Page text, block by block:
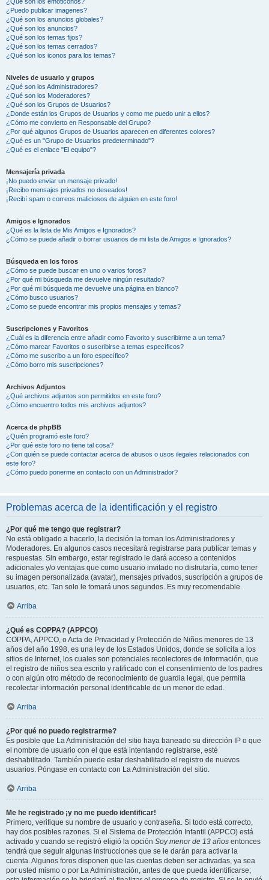
¿Puedo publicar imagenes?
¿Qué son los anuncios globales?
¿Qué son los anuncios?
¿Qué son los temas fijos?
¿Qué son los temas cerrados?
¿Qué son los iconos para los temas?
Niveles de usuario y grupos
¿Qué son los Administradores?
¿Qué son los Moderadores?
¿Qué son los Grupos de Usuarios?
¿Donde están los Grupos de Usuarios y como me puedo unir a ellos?
¿Cómo me convierto en Responsable del Grupo?
¿Por qué algunos Grupos de Usuarios aparecen en diferentes colores?
¿Qué es un "Grupo de Usuarios predeterminado"?
¿Qué es el enlace "El equipo"?
Mensajería privada
¡No puedo enviar un mensaje privado!
¡Recibo mensajes privados no deseados!
¡Recibí spam o correos maliciosos de alguien en este foro!
Amigos e Ignorados
¿Qué es la lista de Mis Amigos e Ignorados?
¿Cómo se puede añadir o borrar usuarios de mi lista de Amigos e Ignorados?
Búsqueda en los foros
¿Cómo se puede buscar en uno o varios foros?
¿Por qué mi búsqueda me devuelve ningún resultado?
¿Por qué mi búsqueda me devuelve una página en blanco?
¿Cómo busco usuarios?
¿Como se puede encontrar mis propios mensajes y temas?
Suscripciones y Favoritos
¿Cuál es la diferencia entre añadir como Favorito y suscribirme a un tema?
¿Cómo marcar Favoritos o suscribirse a temas específicos?
¿Cómo me suscribo a un foro específico?
¿Cómo borro mis suscripciones?
Archivos Adjuntos
¿Qué archivos adjuntos son permitidos en este foro?
¿Cómo encuentro todos mis archivos adjuntos?
Acerca de phpBB
¿Quién programó este foro?
¿Por qué este foro no tiene tal cosa?
¿Con quién se puede contactar acerca de abusos o usos ilegales relacionados con
este foro?
¿Cómo puedo ponerme en contacto con un Administrador?
Problemas acerca de la identificación y el registro
¿Por qué me tengo que registrar?
No está obligado a hacerlo, la decisión la toman los Administradores y
Moderadores. En algunos casos necesitará registrarse para publicar temas y
respuestas. Sin embargo, estar registrado le dará acceso a contenidos
adicionales y/o ventajas que como usuario invitado no disfrutaría, como tener
su imagen personalizada (avatar), mensajes privados, suscripción a grupos de
usuarios, etc. Tan solo le tomará unos segundos. Es muy recomendable.
Arriba
¿Qué es COPPA? (APPCO)
COPPA, APPCO, o Acta de Privacidad y Protección de Niños menores de 13
años del año 1998, es una ley de los Estados Unidos, donde se solicita a los
sitios de Internet, los cuales son potenciales recolectores de información, que
el registro de niños sea escrito y ratificado con el consentimiento de los padres
o con algún otro método de reconocimiento de guardia legal, que permita
recolectar información personal identificable de un menor de edad.
Arriba
¿Por qué no puedo registrarme?
Es posible que La Administración del sitio haya baneado su dirección IP o que
el nombre de usuario con el que está intentando registrarse, esté
deshabilitado. También puede estar deshabilitado el registro de nuevos
usuarios. Póngase en contacto con La Administración del sitio.
Arriba
Me he registrado ¡y no me puedo identificar!
Primero, verifique su nombre de usuario y contraseña. Si todo está correcto,
hay dos posibles razones. Si el Sistema de Protección Infantil (APPCO) está
activado y cuando se registró eligió la opción Soy menor de 13 años entonces
tendrá que seguir algunas instrucciones que se le darán para activar la
cuenta. Algunos foros disponen que las cuentas deben ser activadas, ya sea
por usted mismo o por La Administración, antes de que pueda identificarse;